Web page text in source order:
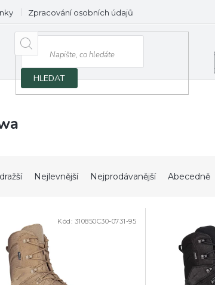
Zpracování osobních údajů
HLEDAT
Nejlevnější Nejprodávanější Abecedně
Kód: 310850C30-0731-95